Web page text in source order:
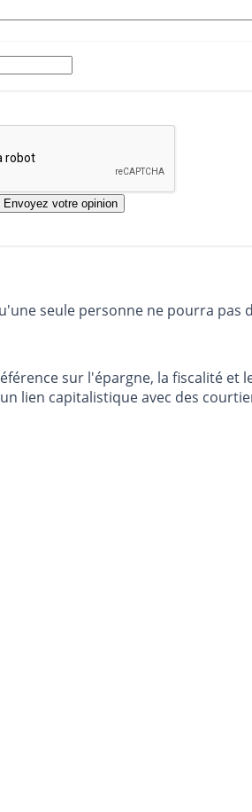
seule personne ne pourra
sur l'épargne, la fiscalité
lien capitalistique avec des